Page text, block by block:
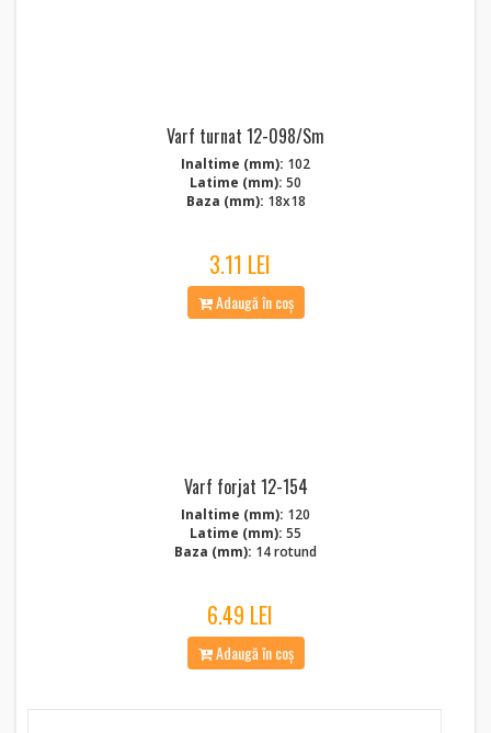
Varf turnat 12-098/Sm
Inaltime (mm): 102
Latime (mm): 50
Baza (mm): 18x18
3.11 LEI
Adaugă în coș
Varf forjat 12-154
Inaltime (mm): 120
Latime (mm): 55
Baza (mm): 14 rotund
6.49 LEI
Adaugă în coș